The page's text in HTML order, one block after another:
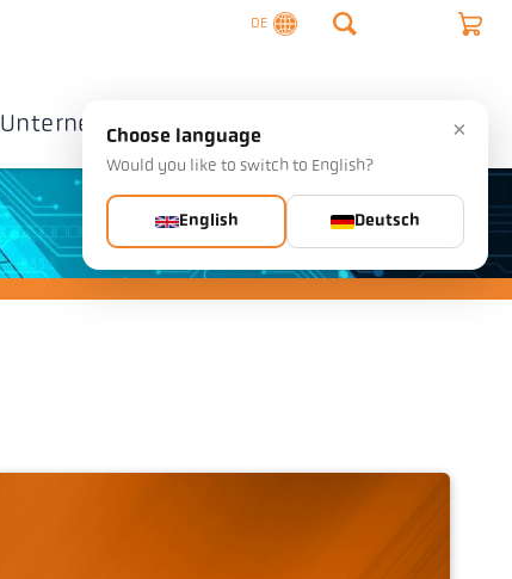
DE
Unternehmen Kontakte ×
Choose language
Would you like to switch to English?
English Deutsch